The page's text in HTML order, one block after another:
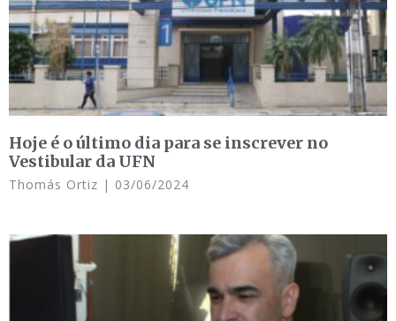
Hoje é o último dia para se inscrever no
Vestibular da UFN
Thomás Ortiz 03/06/2024